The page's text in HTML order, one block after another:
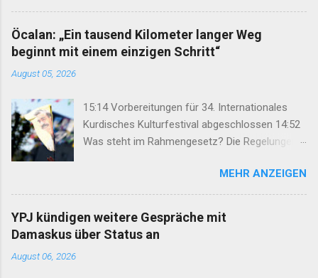
so-called Arab Spring protests in Damascus and
elsewhere in Syria descended into a brutal civil war,
President Bashar al-Asad withdrew his forces from
northern Syria to turn their guns on rebels in the south.
Into the vacuum stepped the Democratic Union Party
wing, the People’s Protection Units (Yekîneyên
Parastina Gel, or YPG)—which set up a rudimentary
Autonomous Administration in three cantons: Afrin,
Kobane and Jazira. Surrounded by enemies, the three
cantons that declared self-rule were not even
connected to each o...
Öcalan: „Ein tausend Kilometer langer Weg
beginnt mit einem einzigen Schritt“
August 05, 2026
15:14 Vorbereitungen für 34. Internationales
Kurdisches Kulturfestival abgeschlossen 14:52
Was steht im Rahmengesetz? Die Regelungen
Keimzelle des Demokratisierungsprozesses
werden 14:25 Rahmengesetz zum
Friedensprozess ins Parlament eingebracht
12:46 TJA: Von der Forderung nach Öcalans
MEHR ANZEIGEN
YPJ kündigen weitere Gespräche mit
Damaskus über Status an
August 06, 2026